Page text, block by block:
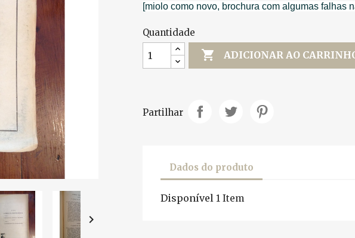

[miolo como novo, brochura com algumas falhas
Quantidade
 ADICIONAR AO
Partilhar
Dados do produto
Disponível 1 Item